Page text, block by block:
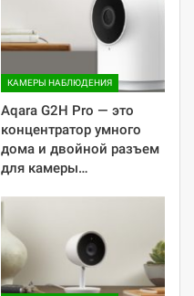
КАМЕРЫ НАБЛЮДЕНИЯ
Aqara G2H Pro — это
концентратор умного
дома и двойной разъем
для камеры…